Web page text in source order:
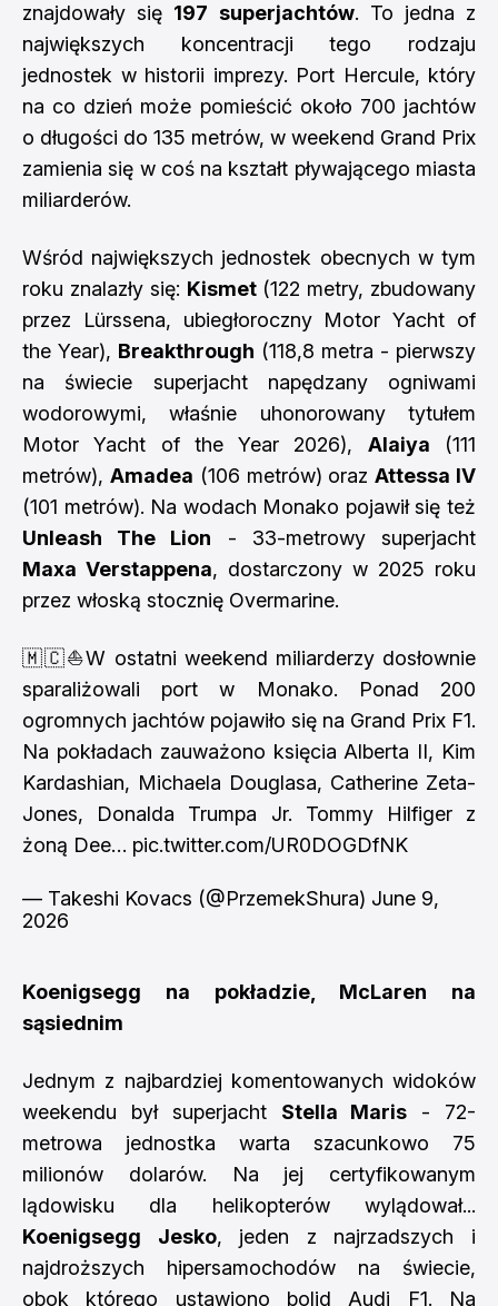
znajdowały się 197 superjachtów. To jedna z
największych koncentracji tego rodzaju
jednostek w historii imprezy. Port Hercule, który
na co dzień może pomieścić około 700 jachtów
o długości do 135 metrów, w weekend Grand Prix
zamienia się w coś na kształt pływającego miasta
miliarderów.
Wśród największych jednostek obecnych w tym
roku znalazły się: Kismet(122 metry, zbudowany
przez Lürssena, ubiegłoroczny Motor Yacht of
the Year), Breakthrough (118,8 metra - pierwszy
na świecie superjacht napędzany ogniwami
wodorowymi, właśnie uhonorowany tytułem
Motor Yacht of the Year 2026), Alaiya (111
metrów), Amadea (106 metrów) orazAttessa IV
(101 metrów). Na wodach Monako pojawił się też
Unleash The Lion - 33-metrowy superjacht
Maxa Verstappena, dostarczony w 2025 roku
przez włoską stocznię Overmarine.
🇲🇨⛵️W ostatni weekend miliarderzy dosłownie
sparaliżowali port w Monako. Ponad 200
ogromnych jachtów pojawiło się na Grand Prix F1.
Na pokładach zauważono księcia Alberta II, Kim
Kardashian, Michaela Douglasa, Catherine Zeta-
Jones, Donalda Trumpa Jr. Tommy Hilfiger z
żoną Dee… pic.twitter.com/UR0DOGDfNK
— Takeshi Kovacs (@PrzemekShura) June 9,
2026
Koenigsegg na pokładzie, McLaren na
sąsiednim
Jednym z najbardziej komentowanych widoków
weekendu był superjacht Stella Maris - 72-
metrowa jednostka warta szacunkowo 75
milionów dolarów. Na jej certyfikowanym
lądowisku dla helikopterów wylądował...
Koenigsegg Jesko, jeden z najrzadszych i
najdroższych hipersamochodów na świecie,
obok którego ustawiono bolid Audi F1. Na